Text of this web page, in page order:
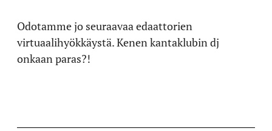
Odotamme jo seuraavaa edaattorien
virtuaalihyökkäystä. Kenen kantaklubin dj
onkaan paras?!